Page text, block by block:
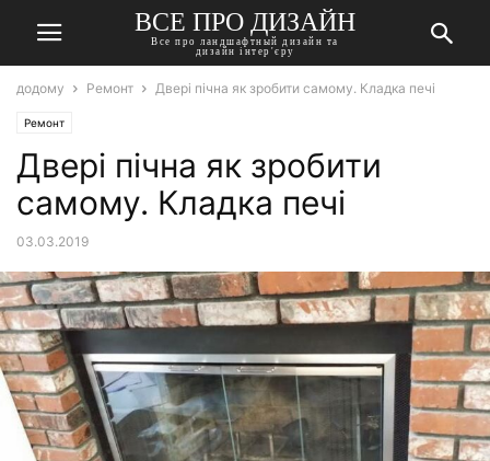
ВСЕ ПРО ДИЗАЙН
Все про ландшафтный дизайн та
дизайн інтер'єру
додому Ремонт Двері пічна як зробити самому. Кладка печі
Ремонт
Двері пічна як зробити
самому. Кладка печі
03.03.2019